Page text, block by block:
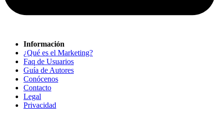
Información
¿Qué es el Marketing?
Faq de Usuarios
Guía de Autores
Conócenos
Contacto
Legal
Privacidad